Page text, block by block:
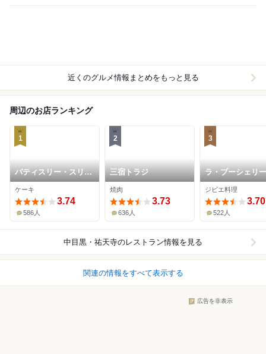
近くのグルメ情報まとめをもっと見る
周辺のお店ランキング
1
パティスリー・スリー
ル
ケーキ
3.74
586人
2
三宿トラジ
焼肉
3.73
636人
3
ラ・ブーシェリ
ュ・ブッパ
ジビエ料理
3.70
522人
中目黒・祐天寺のレストラン情報を見る
関連の情報をすべて表示する
広告を非表示